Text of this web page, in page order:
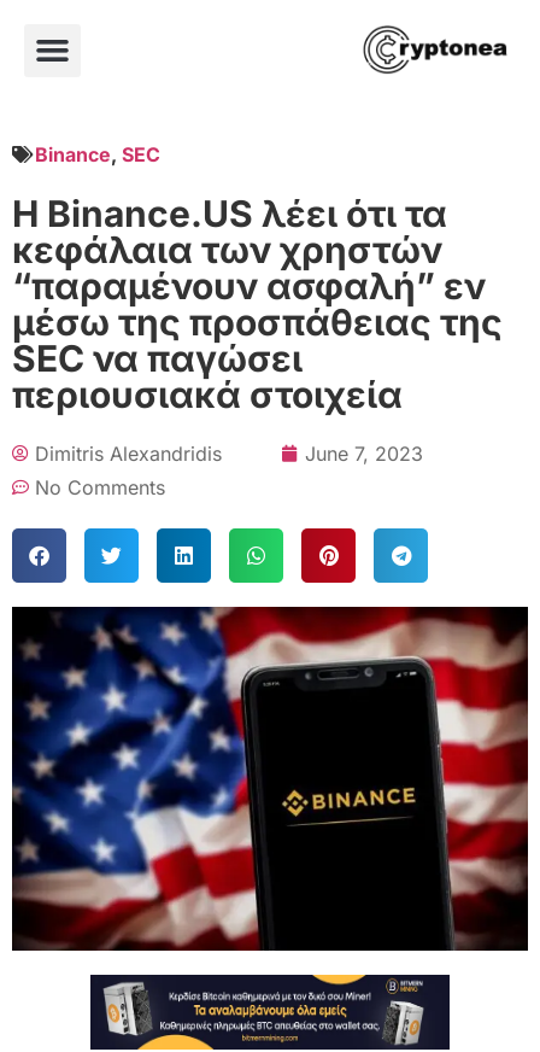
Binance, SEC
H Binance.US λέει ότι τα
κεφάλαια των χρηστών
“παραμένουν ασφαλή” εν
μέσω της προσπάθειας της
SEC να παγώσει
περιουσιακά στοιχεία
Dimitris Alexandridis
June 7, 2023
No Comments